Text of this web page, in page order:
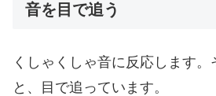
音を目で追う
くしゃくしゃ音に反応します
と、目で追っています。